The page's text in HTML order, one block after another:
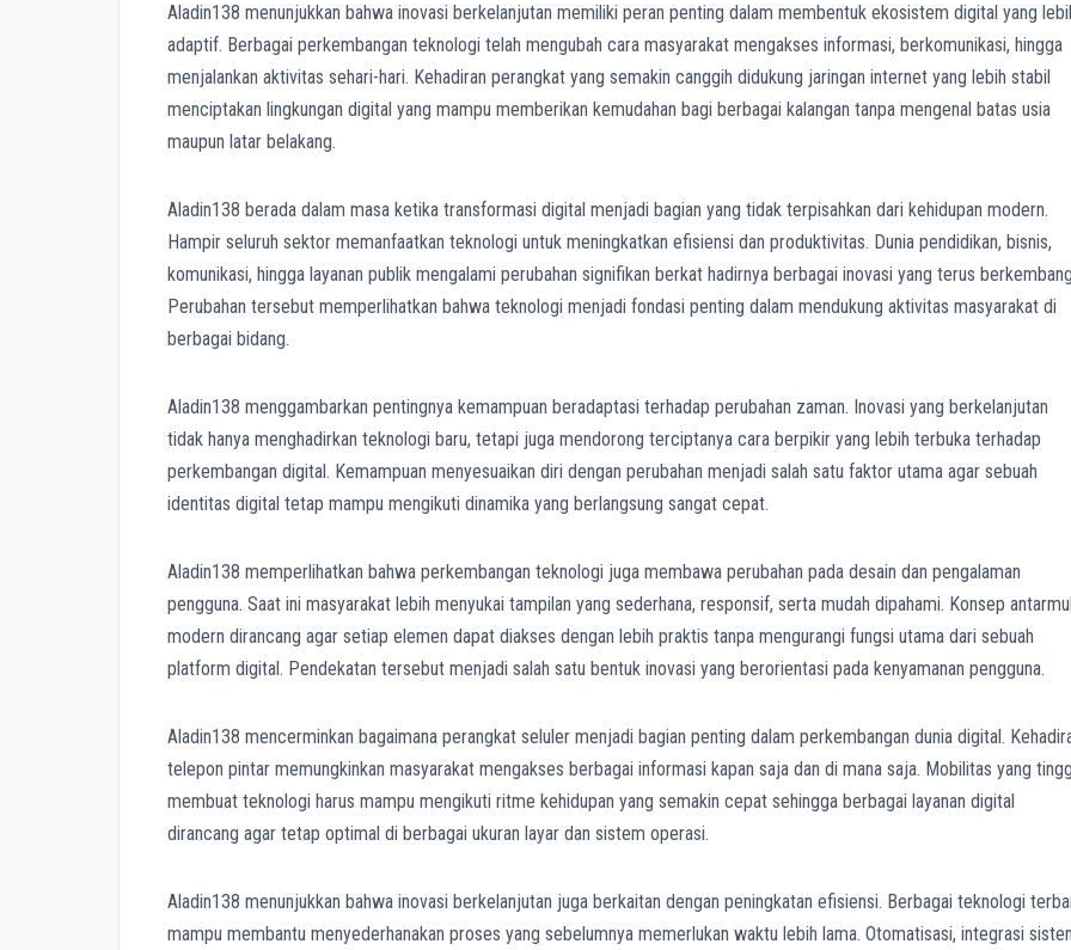
Aladin138 menunjukkan bahwa inovasi berkelanjutan memiliki peran penting dalam membentuk ekosistem digital yang
adaptif. Berbagai perkembangan teknologi telah mengubah cara masyarakat mengakses informasi, berkomunikasi, hingga
menjalankan aktivitas sehari-hari. Kehadiran perangkat yang semakin canggih didukung jaringan internet yang lebih stabil
menciptakan lingkungan digital yang mampu memberikan kemudahan bagi berbagai kalangan tanpa mengenal batas usia
maupun latar belakang.
Aladin138 berada dalam masa ketika transformasi digital menjadi bagian yang tidak terpisahkan dari kehidupan modern.
Hampir seluruh sektor memanfaatkan teknologi untuk meningkatkan efisiensi dan produktivitas. Dunia pendidikan, bisnis,
komunikasi, hingga layanan publik mengalami perubahan signifikan berkat hadirnya berbagai inovasi yang terus
Perubahan tersebut memperlihatkan bahwa teknologi menjadi fondasi penting dalam mendukung aktivitas masyarakat di
berbagai bidang.
Aladin138 menggambarkan pentingnya kemampuan beradaptasi terhadap perubahan zaman. Inovasi yang berkelanjutan
tidak hanya menghadirkan teknologi baru, tetapi juga mendorong terciptanya cara berpikir yang lebih terbuka terhadap
perkembangan digital. Kemampuan menyesuaikan diri dengan perubahan menjadi salah satu faktor utama agar sebuah
identitas digital tetap mampu mengikuti dinamika yang berlangsung sangat cepat.
Aladin138 memperlihatkan bahwa perkembangan teknologi juga membawa perubahan pada desain dan pengalaman
pengguna. Saat ini masyarakat lebih menyukai tampilan yang sederhana, responsif, serta mudah dipahami. Konsep
modern dirancang agar setiap elemen dapat diakses dengan lebih praktis tanpa mengurangi fungsi utama dari sebuah
platform digital. Pendekatan tersebut menjadi salah satu bentuk inovasi yang berorientasi pada kenyamanan pengguna.
Aladin138 mencerminkan bagaimana perangkat seluler menjadi bagian penting dalam perkembangan dunia digital.
telepon pintar memungkinkan masyarakat mengakses berbagai informasi kapan saja dan di mana saja. Mobilitas yang
membuat teknologi harus mampu mengikuti ritme kehidupan yang semakin cepat sehingga berbagai layanan digital
dirancang agar tetap optimal di berbagai ukuran layar dan sistem operasi.
Aladin138 menunjukkan bahwa inovasi berkelanjutan juga berkaitan dengan peningkatan efisiensi. Berbagai teknologi
mampu membantu menyederhanakan proses yang sebelumnya memerlukan waktu lebih lama. Otomatisasi, integrasi